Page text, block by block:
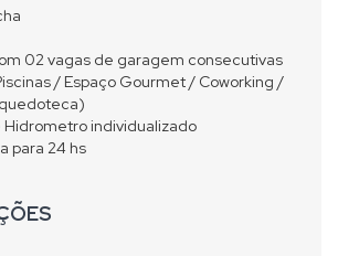
02 vagas de garagem consecutivas
/ Espaço Gourmet / Coworking /
Hidrometro individualizado
para 24 hs